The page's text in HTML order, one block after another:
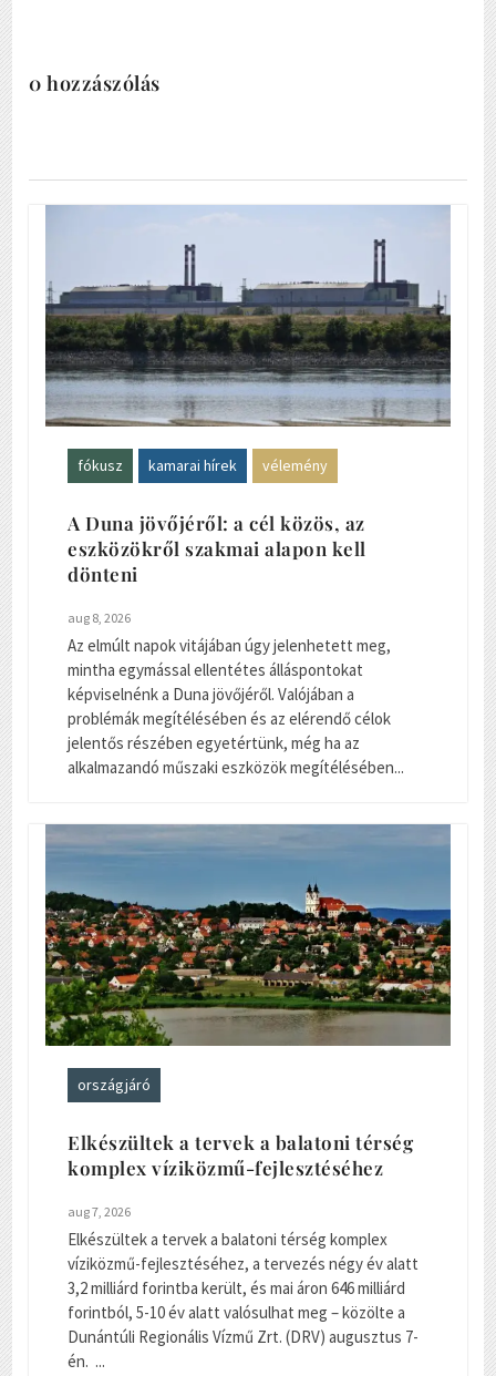
0 hozzászólás
fókusz kamarai hírek vélemény
A Duna jövőjéről: a cél közös, az
eszközökről szakmai alapon kell
dönteni
aug 8, 2026
Az elmúlt napok vitájában úgy jelenhetett meg,
mintha egymással ellentétes álláspontokat
képviselnénk a Duna jövőjéről. Valójában a
problémák megítélésében és az elérendő célok
jelentős részében egyetértünk, még ha az
alkalmazandó műszaki eszközök megítélésében...
országjáró
Elkészültek a tervek a balatoni térség
komplex víziközmű-fejlesztéséhez
aug 7, 2026
Elkészültek a tervek a balatoni térség komplex
víziközmű-fejlesztéséhez, a tervezés négy év alatt
3,2 milliárd forintba került, és mai áron 646 milliárd
forintból, 5-10 év alatt valósulhat meg – közölte a
Dunántúli Regionális Vízmű Zrt. (DRV) augusztus 7-
én. ...